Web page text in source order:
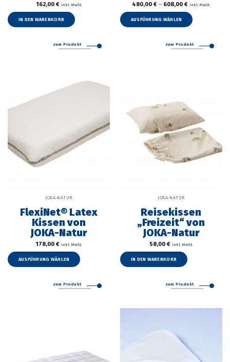
162,00 € inkl. MwSt.
IN DEN WARENKORB
zum Produkt
480,00 € – 608,00 € inkl. MwSt.
AUSFÜHRUNG WÄHLEN
zum Produkt
JOKA-NATUR
FlexiNet® Latex
Kissen von
JOKA-Natur
178,00 € inkl. MwSt.
AUSFÜHRUNG WÄHLEN
Varianten
gewählt
zum Produkt
JOKA-NATUR
Reisekissen
„Freizeit“ von
JOKA-Natur
58,00 € inkl. MwSt.
IN DEN WARENKORB
zum Produkt